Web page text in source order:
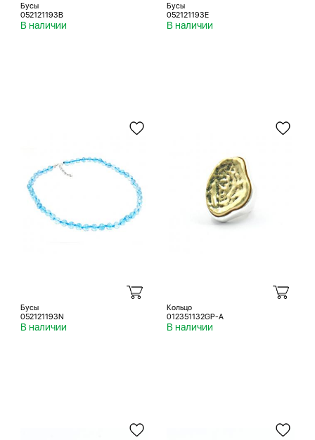
Бусы
052121193B
В наличии
Бусы
052121193E
В наличии
Бусы
052121193N
В наличии
Кольцо
012351132GP-A
В наличии